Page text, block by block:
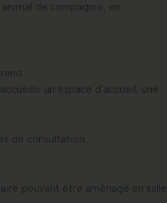
de compagnie, en
:
un espace d'accueil, une
de consultation.
pouvant être aménagé en salle